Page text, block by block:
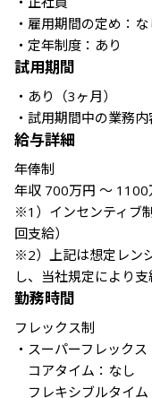
・雇用期間の定め：な
・定年制度：あり
試用期間
・あり（3ヶ月）
給与詳細
年俸制
年収 700万円 〜 1100
※1）インセンティブ
回支給）
※2）上記は想定レン
し、当社規定により支
勤務時間
フレックス制
・スーパーフレックス
コアタイム：なし
フレキシブルタイ